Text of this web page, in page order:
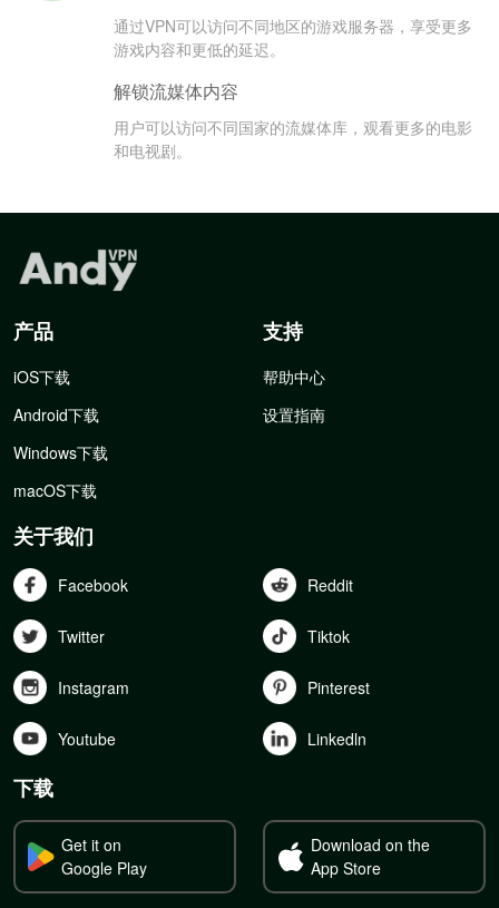
通过VPN可以访问不同地区的游戏服务器，享受更多
游戏内容和更低的延迟。
解锁流媒体内容
用户可以访问不同国家的流媒体库，观看更多的电影
和电视剧。
产品
iOS下载
Android下载
Windows下载
macOS下载
支持
帮助中心
设置指南
关于我们
Facebook Reddit
Twitter Tiktok
Instagram Pinterest
Youtube Linkedln
下载
Get it on
Google Play
Download on the
App Store